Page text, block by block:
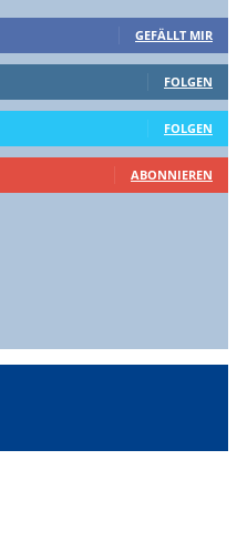
GEFÄLLT MIR
FOLGEN
FOLGEN
ABONNIEREN